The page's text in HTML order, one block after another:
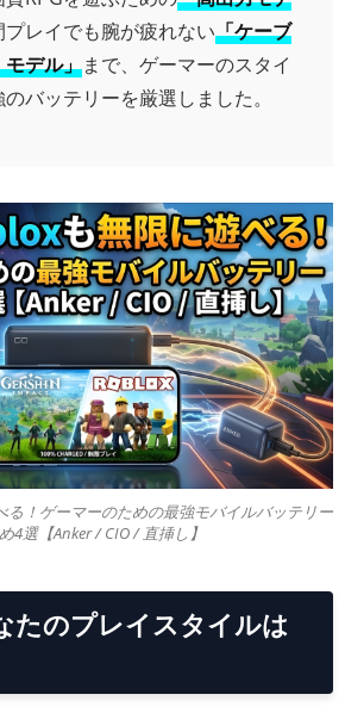
レイでも腕が疲れない「ケーブ
モデル」まで、ゲーマーのスタイ
バッテリーを厳選しました。
る！ゲーマーのための最強モバイルバッテリー
4選【Anker / CIO / 直挿し】
たのプレイスタイルは